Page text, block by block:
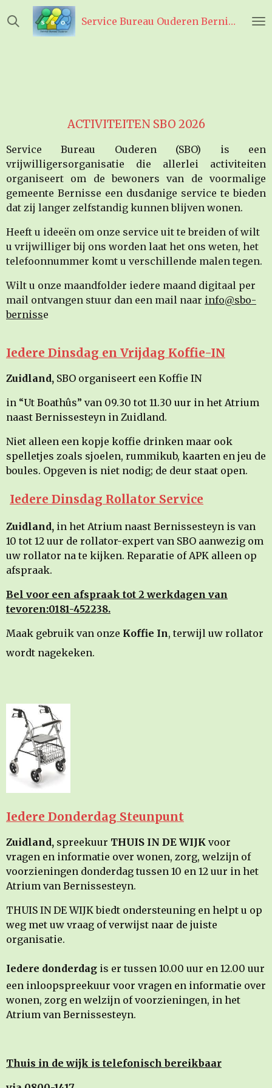
direct
Service Bureau Ouderen Bernisse
ACTIVITEITEN SBO 2026
Service Bureau Ouderen (SBO) is een
vrijwilligersorganisatie die allerlei activiteiten
organiseert om de bewoners van de voormalige
gemeente Bernisse een dusdanige service te bieden
dat zij langer zelfstandig kunnen blijven wonen.
Heeft u ideeën om onze service uit te breiden of wilt
u vrijwilliger bij ons worden laat het ons weten, het
telefoonnummer komt u verschillende malen tegen.
Wilt u onze maandfolder iedere maand digitaal per
mail ontvangen stuur dan een mail naar info@sbo-
bernisse
Iedere Dinsdag en Vrijdag Koffie-IN
Zuidland, SBO organiseert een Koffie IN
in “Ut Boathûs” van 09.30 tot 11.30 uur in het Atrium
naast Bernissesteyn in Zuidland.
Niet alleen een kopje koffie drinken maar ook
spelletjes zoals sjoelen, rummikub, kaarten en jeu de
boules. Opgeven is niet nodig; de deur staat open.
Iedere Dinsdag Rollator Service
Zuidland, in het Atrium naast Bernissesteyn is van
10 tot 12 uur de rollator-expert van SBO aanwezig om
uw rollator na te kijken. Reparatie of APK alleen op
afspraak.
Bel voor een afspraak tot 2 werkdagen van
tevoren:0181-452238.
Maak gebruik van onze Koffie In, terwijl uw rollator
wordt nagekeken.
Iedere Donderdag Steunpunt
Zuidland, spreekuur THUIS IN DE WIJK voor
vragen en informatie over wonen, zorg, welzijn of
voorzieningen donderdag tussen 10 en 12 uur in het
Atrium van Bernissesteyn.
THUIS IN DE WIJK biedt ondersteuning en helpt u op
weg met uw vraag of verwijst naar de juiste
organisatie.
Iedere donderdag is er tussen 10.00 uur en 12.00 uur
een inloopspreekuur voor vragen en informatie over
wonen, zorg en welzijn of voorzieningen, in het
Atrium van Bernissesteyn.
Thuis in de wijk is telefonisch bereikbaar